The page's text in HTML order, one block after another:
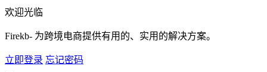
欢迎光临
Firekb- 为跨境电商提供有用的、实用的解决方案。
立即登录 忘记密码